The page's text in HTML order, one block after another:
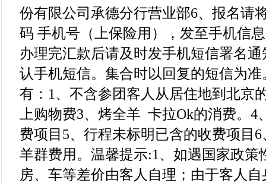
份有限公司承德分行营业部6、报名请
码 手机号（上保险用），发至手机信息
办理完汇款后请及时发手机短信署名
认手机短信。集合时以回复的短信为
有：1、不含参团客人从居住地到北京
上购物费3、烤全羊 卡拉Ok的消费。
费项目5、行程未标明已含的收费项目
羊群费用。温馨提示:1、如遇国家政策
房、车等差价由客人自理；由于客人